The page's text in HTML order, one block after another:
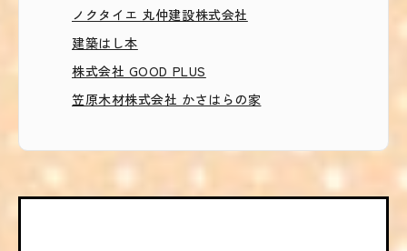
ノクタイエ 丸仲建設株式会社
建築はし本
株式会社 GOOD PLUS
笠原木材株式会社 かさはらの家